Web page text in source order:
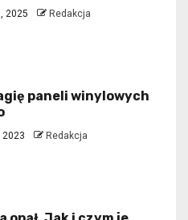
2025 Redakcja
paneli winylowych
2023 Redakcja